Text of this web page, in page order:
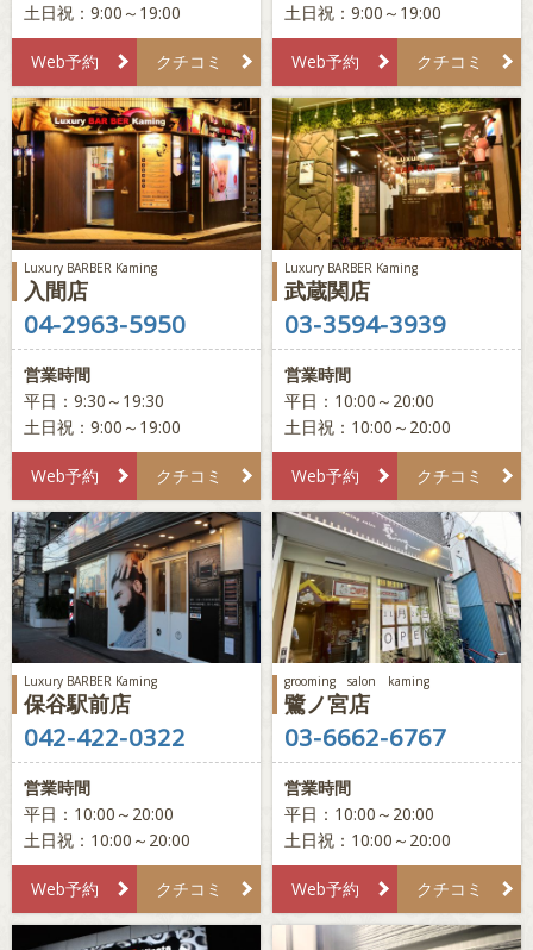
土日祝：9:00～19:00
Web予約 クチコミ
土日祝：9:00～19:00
Web予約 クチコミ
Luxury BARBER Kaming
入間店
04-2963-5950
営業時間
平日：9:30～19:30
土日祝：9:00～19:00
Web予約 クチコミ
Luxury BARBER Kaming
武蔵関店
03-3594-3939
営業時間
平日：10:00～20:00
土日祝：10:00～20:00
Web予約 クチコミ
Luxury BARBER Kaming
保谷駅前店
042-422-0322
営業時間
平日：10:00～20:00
土日祝：10:00～20:00
Web予約 クチコミ
grooming salon kaming
鷺ノ宮店
03-6662-6767
営業時間
平日：10:00～20:00
土日祝：10:00～20:00
Web予約 クチコミ